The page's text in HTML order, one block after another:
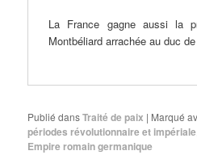
La France gagne aussi la
Montbéliard arrachée au duc
Publié dansTraité de paix | Marqué
périodes révolutionnaire et impériale
Empire romain germanique